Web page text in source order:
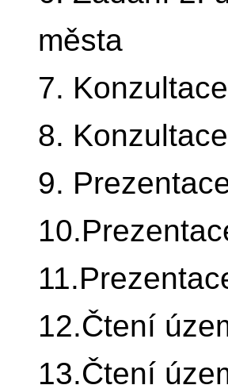
města
7.
8.
9.
12.Čtení
13.Čtení